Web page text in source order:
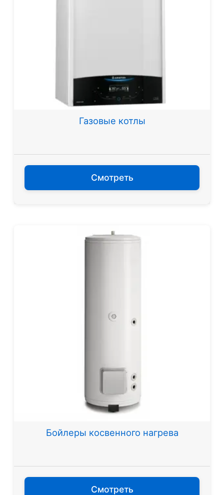
Газовые котлы
Смотреть
Бойлеры косвенного нагрева
Смотреть